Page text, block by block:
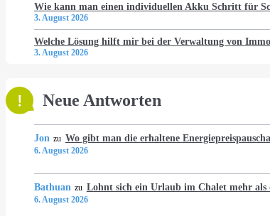
Wie kann man einen individuellen Akku Schritt für
3. August 2026
Welche Lösung hilft mir bei der Verwaltung von
3. August 2026
Neue Antworten
Jon zu Wo gibt man die erhaltene
6. August 2026
Bathuan zu Lohnt sich ein Urlaub im Chalet mehr
6. August 2026